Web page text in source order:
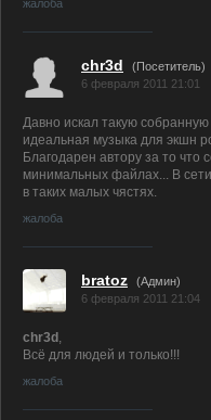
жалоба
chr3d
(Посетитель)
6 февраля 2011 21:01
Давно искал такую
идеальная музыка для экшн
Благодарен автору за то
минимальных файлах... В
в таких малых чястях.
жалоба
bratoz (Админ)
6 февраля 2011 21:04
chr3d ,
Всё для людей и только!!!
жалоба